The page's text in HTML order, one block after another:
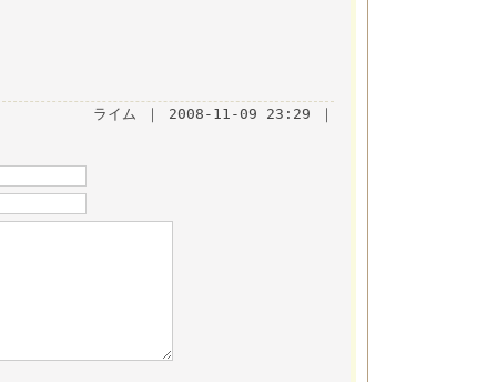
ライム ｜ 2008-11-09 23:29 ｜